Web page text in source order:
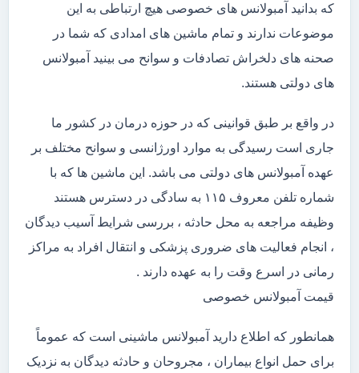
که بدانید آمبولانس های خصوصی هیچ ارتباطی به این
موضوعات ندارند و تمام ماشین های امدادی که شما در
صحنه های دلخراش تصادفات و سوانح می بینید آمبولانس
های دولتی هستند.
در واقع بر طبق قوانینی که در حوزه درمان در کشور ما
جاری است رسیدگی به موارد اورژانسی و سوانح مختلف بر
عهده آمبولانس های دولتی می باشد. این ماشین ها که با
شماره تلفن معروف ۱۱۵ به سادگی در دسترس هستند
وظیفه مراجعه به محل حادثه ، بررسی شرایط آسیب دیدگان
، انجام فعالیت های ضروری پزشکی و انتقال افراد به مراکز
رمانی در اسرع وقت را به عهده دارند .
قیمت آمبولانس خصوصی
همانطور که اطلاع دارید آمبولانس ماشینی است که عموماً
برای حمل انواع بیماران ، مجروحان و حادثه دیدگان به نزدیک